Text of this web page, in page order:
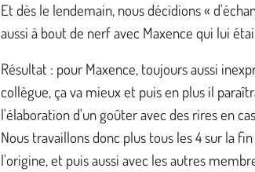
Et dès le lendemain, nous décidions «
aussi à bout de nerf avec Maxence qui lui
Résultat : pour Maxence, toujours aussi
collègue, ça va mieux et puis en plus il
l'élaboration d'un goûter avec des rires en
Nous travaillons donc plus tous les 4 sur la
l'origine, et puis aussi avec les autres